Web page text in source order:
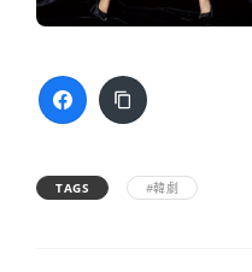
TAGS #韓劇